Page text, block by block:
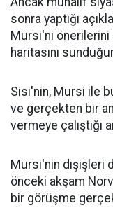
sonra yaptığı
Mursi'ni önerilerini
haritasını
Sisi'nin, Mursi ile
ve gerçekten bir
vermeye çalıştığı
Mursi'nin dışişleri
önceki akşam
bir görüşme